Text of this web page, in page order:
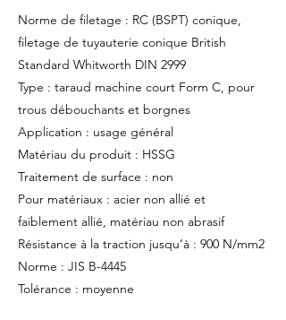
Norme de filetage : RC (BSPT) conique,
filetage de tuyauterie conique British
Standard Whitworth DIN 2999
Type : taraud machine court Form C, pour
trous débouchants et borgnes
Application : usage général
Matériau du produit : HSSG
Traitement de surface : non
Pour matériaux : acier non allié et
faiblement allié, matériau non abrasif
Résistance à la traction jusqu’à : 900 N/mm2
Norme : JIS B-4445
Tolérance : moyenne